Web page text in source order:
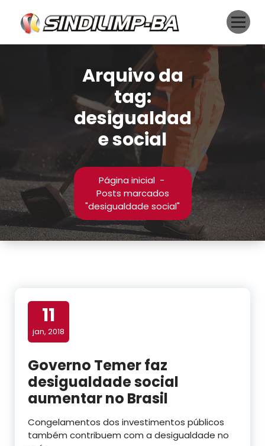
conteúdo
Arquivo da
tag:
desigualdad
e social
Página inicial-
Posts marcados
"desigualdade social"
11
jan, 2018
Governo Temer faz
desigualdade social
aumentar no Brasil
Congelamentos dos investimentos públicos
também contribuem com a desigualdade no